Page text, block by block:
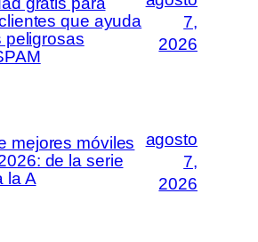
que ayuda
peligrosas
7,
2026
mejores móviles
de la serie
la A
agosto
7,
2026